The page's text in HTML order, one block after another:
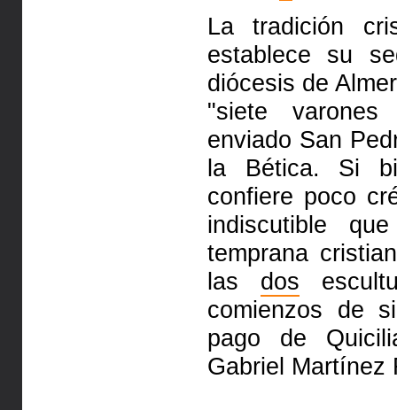
La tradición
establece su
diócesis de
"siete varones
enviado San
la Bética. Si
confiere poco
indiscutible
temprana
las dos
comienzos de
pago de
Gabriel Martínez